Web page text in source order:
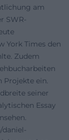
am
SWR-
York Times den
Zudem
Projekte ein.
seiner
Essay